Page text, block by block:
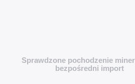
Sprawdzone pochodzenie
bezpośredni import